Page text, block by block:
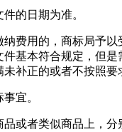
的日期为准。
费用的，商标局予
基本符合规定，但
补正的或者不按照
宜。
或者类似商品上，